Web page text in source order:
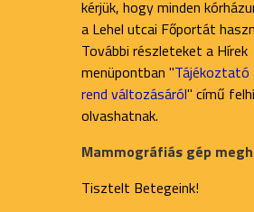
kérjük, hogy minden
a Lehel utcai Főportát
További részleteket a Hírek
menüpontban "Tájékoztató
rend változásáról" című
olvashatnak.
Mammográfiás gép
Tisztelt Betegeink!